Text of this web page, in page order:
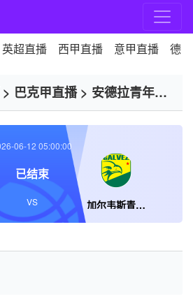
英超直播 西甲直播 意甲直播 德
> 巴克甲直播> 安德拉青年队
加尔韦斯青年队
06-12 05:00:00
已结束
VS